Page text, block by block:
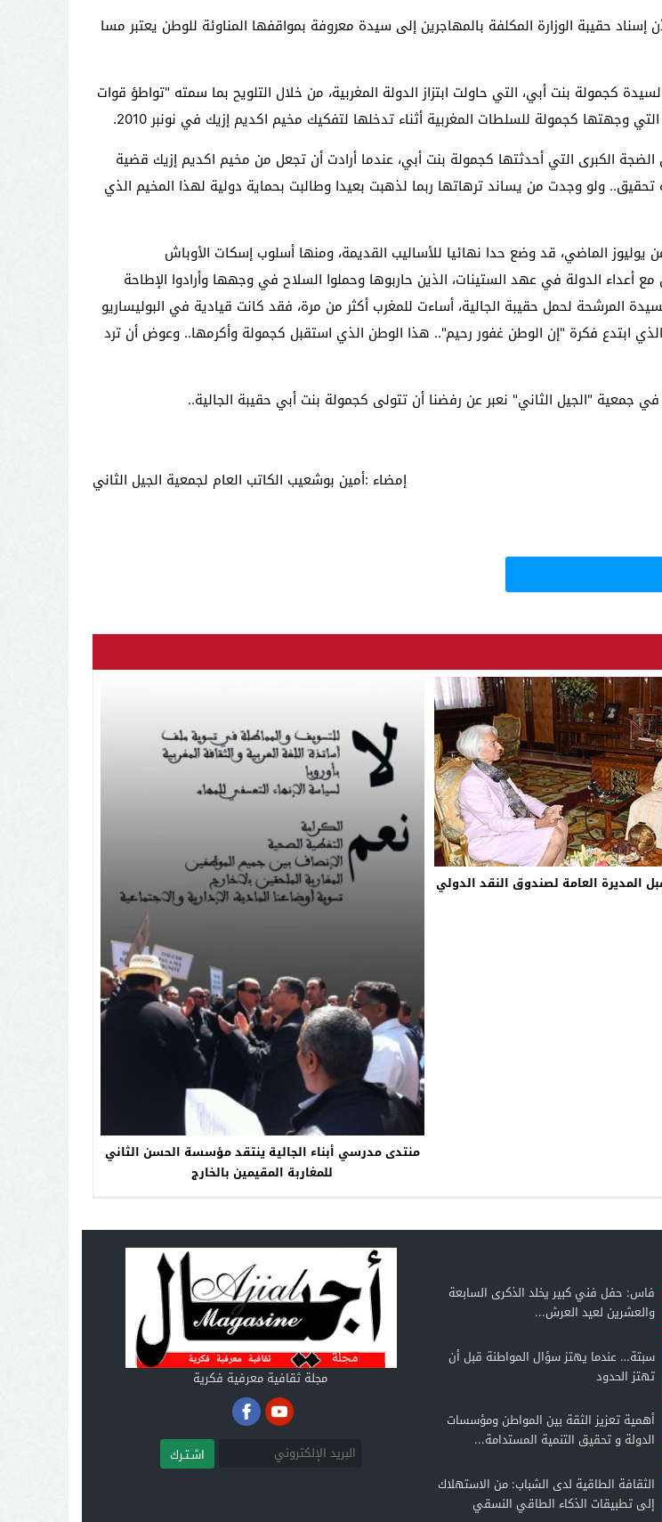
إسناد حقيبة الوزارة المكلفة بالمهاجرين إلى سيدة معروفة بمواقفها المناوئة للوطن يعتبر مسا
كجمولة بنت أبي، التي حاولت ابتزاز الدولة المغربية، من خلال التلويح بما سمته "تواطؤ قوات
كجمولة للسلطات المغربية أثناء تدخلها لتفكيك مخيم اكديم إزيك في نونبر 2010.
الضجة الكبرى التي أحدثتها كجمولة بنت أبي، عندما أرادت أن تجعل من مخيم اكديم إزيك قضية
تحقيق.. ولو وجدت من يساند ترهاتها ربما لذهبت بعيدا وطالبت بحماية دولية لهذا المخيم الذي
الماضي، قد وضع حدا نهائيا للأساليب القديمة، ومنها أسلوب إسكات الأوباش
الدولة في عهد الستينات، الذين حاربوها وحملوا السلاح في وجهها وأرادوا الإطاحة
المرشحة لحمل حقيبة الجالية، أساءت للمغرب أكثر من مرة، فقد كانت قيادية في البوليساريو
ابتدع فكرة "إن الوطن غفور رحيم".. هذا الوطن الذي استقبل كجمولة وأكرمها.. وعوض أن ترد
جمعية "الجيل الثاني" نعبر عن رفضنا أن تتولى كجمولة بنت أبي حقيبة الجالية..
إمضاء :أمين بوشعيب الكاتب العام لجمعية الجيل الثاني
المديرة العامة لصندوق النقد الدولي
منتدى مدرسي أبناء الجالية ينتقد مؤسسة الحسن الثاني
للمغاربة المقيمين بالخارج
فاس: حفل فني كبير يخلد الذكرى السابعة
والعشرين لعيد العرش...
سبتة… عندما يهتز سؤال المواطنة قبل أن
تهتز الحدود
أهمية تعزيز الثقة بين المواطن ومؤسسات
الدولة و تحقيق التنمية المستدامة...
الثقافة الطاقية لدى الشباب: من الاستهلاك
إلى تطبيقات الذكاء الطاقي النسقي
مجلة ثقافية معرفية فكرية
اشـتـرك